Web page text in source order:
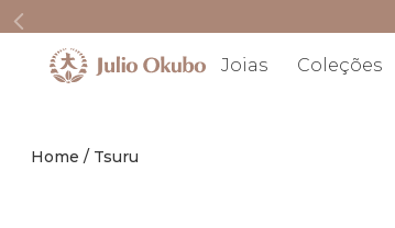
Joias Coleções
Tsuru